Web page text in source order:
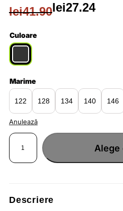
lei41.90
Prețul
inițial
a
fost:
lei41.90.
lei27.24
Prețul
curent
este:
lei27.24.
Culoare
Marime
122 128 134 140 146
Anulează
Cantitate
negru
pentru
bumbac
moale
Alege
Descriere